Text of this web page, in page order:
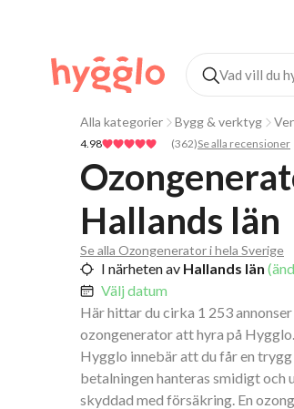
Alla kategorier Bygg & verktyg
4.98 (362)Se alla recensioner
Hallands län
Se alla Ozongenerator i hela Sverige
I närheten av Hallands län
Välj datum
Här hittar du cirka 1 253
ozongenerator att hyra på
Hygglo innebär att du får en trygg
betalningen hanteras smidigt och
skyddad med försäkring. En